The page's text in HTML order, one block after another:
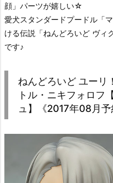
顔」パーツが嬉しい☆
愛犬スタンダードプードル「
ける伝説「ねんどろいど ヴィ
です♪
ねんどろいど ユーリ
トル・ニキフォロフ
ュ】《2017年08月予